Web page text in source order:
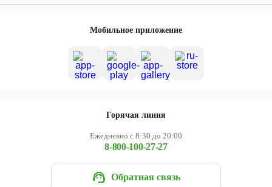
Мобильное приложение
Горячая линия
Ежедневно с 8:30 до 20:00
8-800-100-27-27
Обратная связь